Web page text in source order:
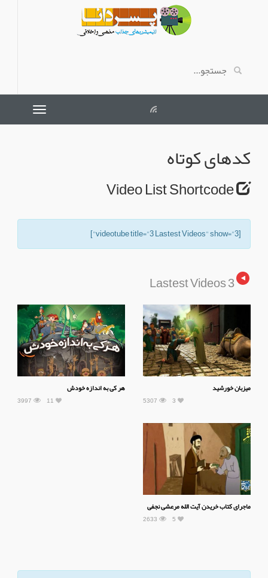
کدهای کوتاه
[videotube title="3 Lastest Videos" show="3"]
میزبان خورشید
5307 3
هر کی به اندازه خودش
3997 11
ماجرای کتاب خریدن آیت الله مرعشی نجفی
2633 5